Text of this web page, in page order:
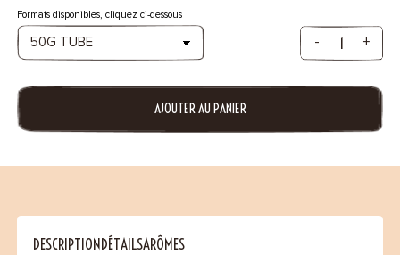
Formats disponibles, cliquez ci-dessous
- +
AJOUTER AU PANIER
DESCRIPTIONDÉTAILSARÔMES